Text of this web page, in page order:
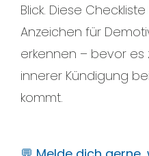
Blick. Diese
Anzeichen für
erkennen – bevor es
innerer Kündigung
kommt.